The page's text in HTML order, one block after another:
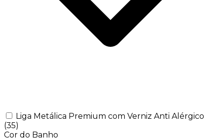
Liga Metálica Premium com Verniz Anti Alérgico
(35)
Cor do Banho